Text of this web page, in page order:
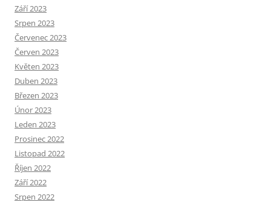
Září 2023
Srpen 2023
Červenec 2023
Červen 2023
Květen 2023
Duben 2023
Březen 2023
Únor 2023
Leden 2023
Prosinec 2022
Listopad 2022
Říjen 2022
Září 2022
Srpen 2022